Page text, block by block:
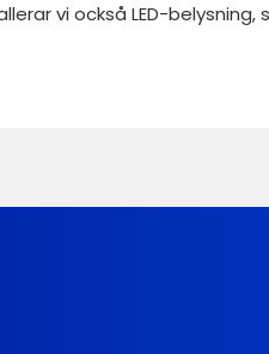
vi också LED-belysning,